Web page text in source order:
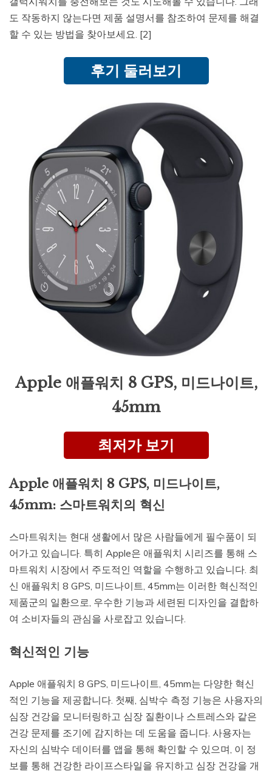
도 작동하지 않는다면 제품 설명서를 참조하여 문제를 해결
할 수 있는 방법을 찾아보세요. [2]
후기 둘러보기
Apple 애플워치 8 GPS, 미드나이트,
45mm
최저가 보기
Apple 애플워치 8 GPS, 미드나이트,
45mm: 스마트워치의 혁신
스마트워치는 현대 생활에서 많은 사람들에게 필수품이 되
어가고 있습니다. 특히 Apple은 애플워치 시리즈를 통해 스
마트워치 시장에서 주도적인 역할을 수행하고 있습니다. 최
신 애플워치 8 GPS, 미드나이트, 45mm는 이러한 혁신적인
제품군의 일환으로, 우수한 기능과 세련된 디자인을 결합하
여 소비자들의 관심을 사로잡고 있습니다.
혁신적인 기능
Apple 애플워치 8 GPS, 미드나이트, 45mm는 다양한 혁신
적인 기능을 제공합니다. 첫째, 심박수 측정 기능은 사용자의
심장 건강을 모니터링하고 심장 질환이나 스트레스와 같은
건강 문제를 조기에 감지하는 데 도움을 줍니다. 사용자는
자신의 심박수 데이터를 앱을 통해 확인할 수 있으며, 이 정
보를 통해 건강한 라이프스타일을 유지하고 심장 건강을 개